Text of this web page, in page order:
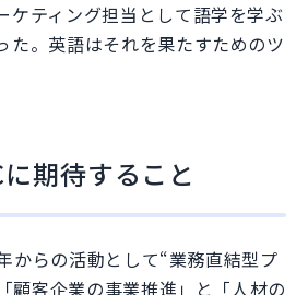
ケティング担当として語学を学ぶ
た。英語はそれを果たすためのツ
期待すること
からの活動として“業務直結型プ
顧客企業の事業推進」と「人材の